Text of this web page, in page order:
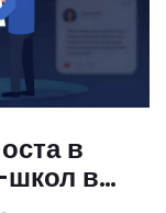
в
в